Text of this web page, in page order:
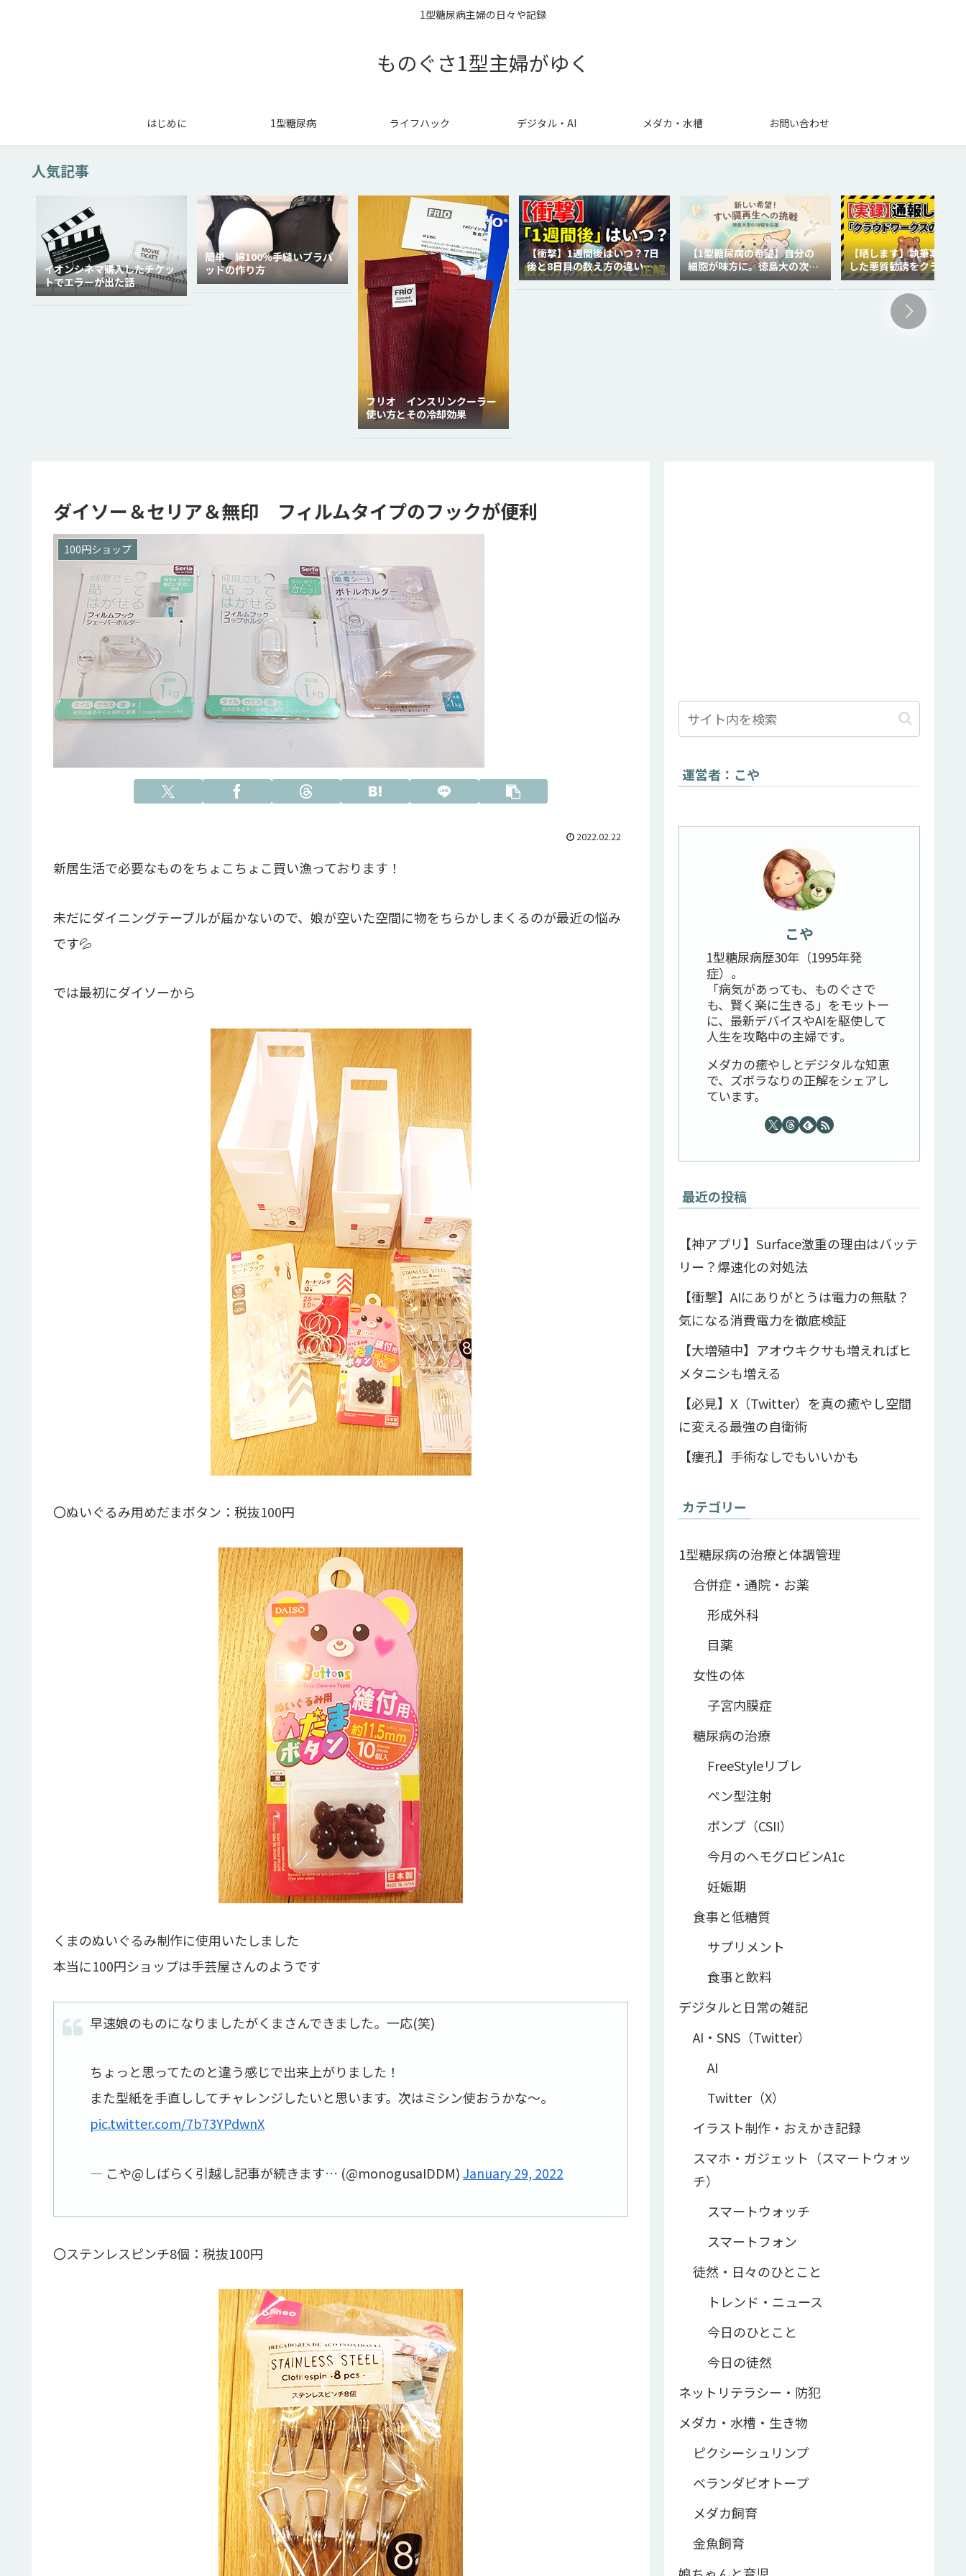
1型糖尿病主婦の日々や記録
ものぐさ1型主婦がゆく
はじめに 1型糖尿病 ライフハック デジタル・AI メダカ・水槽 お問い合わせ
人気記事
イオンシネマ購入したチケッ
トでエラーが出た話
簡単 綿100％手縫いブラパ
ッドの作り方
フリオ インスリンクーラー
使い方とその冷却効果
【衝撃】1週間後はいつ？7日
後と8日目の数え方の違いを
徹底解説！
【1型糖尿病の希望】自分の
細胞が味方に。徳島大の次世
代再生医療
【晒します】執筆案件で
した悪質勧誘をクラウド
クスに通報しました。
ダイソー＆セリア＆無印 フィルムタイプのフックが便利
100円ショップ
2022.02.22
新居生活で必要なものをちょこちょこ買い漁っております！
未だにダイニングテーブルが届かないので、娘が空いた空間に物をちらかしまくるのが最近の悩み
です💦
では最初にダイソーから
〇ぬいぐるみ用めだまボタン：税抜100円
くまのぬいぐるみ制作に使用いたしました
本当に100円ショップは手芸屋さんのようです
早速娘のものになりましたがくまさんできました。一応(笑)
ちょっと思ってたのと違う感じで出来上がりました！
また型紙を手直ししてチャレンジしたいと思います。次はミシン使おうかな～。
pic.twitter.com/7b73YPdwnX
— こや@しばらく引越し記事が続きます… (@monogusaIDDM)January 29, 2022
〇ステンレスピンチ8個：税抜100円
運営者：こや
こや
1型糖尿病歴30年（1995年発
症）。
「病気があっても、ものぐさで
も、賢く楽に生きる」をモットー
に、最新デバイスやAIを駆使して
人生を攻略中の主婦です。
メダカの癒やしとデジタルな知恵
で、ズボラなりの正解をシェアし
ています。
最近の投稿
【神アプリ】Surface激重の理由はバッテ
リー？爆速化の対処法
【衝撃】AIにありがとうは電力の無駄？
気になる消費電力を徹底検証
【大増殖中】アオウキクサも増えればヒ
メタニシも増える
【必見】X（Twitter）を真の癒やし空間
に変える最強の自衛術
【瘻孔】手術なしでもいいかも
カテゴリー
1型糖尿病の治療と体調管理
合併症・通院・お薬
形成外科
目薬
女性の体
子宮内膜症
糖尿病の治療
FreeStyleリブレ
ペン型注射
ポンプ（CSII）
今月のヘモグロビンA1c
妊娠期
食事と低糖質
サプリメント
食事と飲料
デジタルと日常の雑記
AI・SNS（Twitter）
AI
Twitter（X）
イラスト制作・おえかき記録
スマホ・ガジェット（スマートウォッ
チ）
スマートウォッチ
スマートフォン
徒然・日々のひとこと
トレンド・ニュース
今日のひとこと
今日の徒然
ネットリテラシー・防犯
メダカ・水槽・生き物
ピクシーシュリンプ
ベランダビオトープ
メダカ飼育
金魚飼育